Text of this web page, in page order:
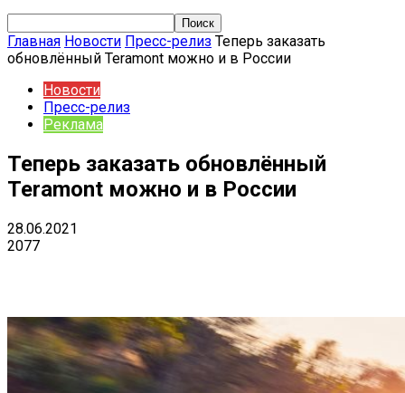
Главная Новости Пресс-релиз Теперь заказать
обновлённый Teramont можно и в России
Новости
Пресс-релиз
Реклама
Теперь заказать обновлённый
Teramont можно и в России
28.06.2021
2077